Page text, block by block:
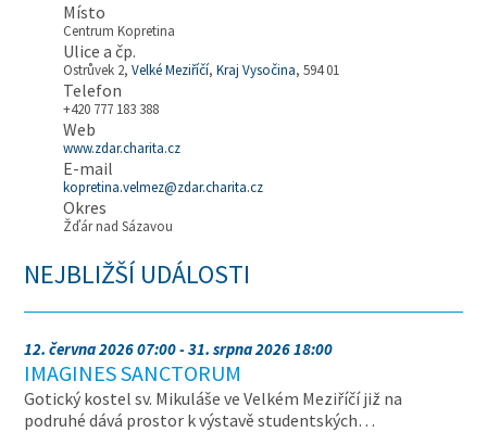
Místo
Centrum Kopretina
Ulice a čp.
Ostrůvek 2,Velké Meziříčí,Kraj Vysočina, 594 01
Telefon
+420 777 183 388
Web
www.zdar.charita.cz
E-mail
kopretina.velmez@zdar.charita.cz
Okres
Žďár nad Sázavou
NEJBLIŽŠÍ UDÁLOSTI
12. června 2026 07:00 - 31. srpna 2026 18:00
IMAGINES SANCTORUM
Gotický kostel sv. Mikuláše ve Velkém Meziříčí již na
podruhé dává prostor k výstavě studentských…